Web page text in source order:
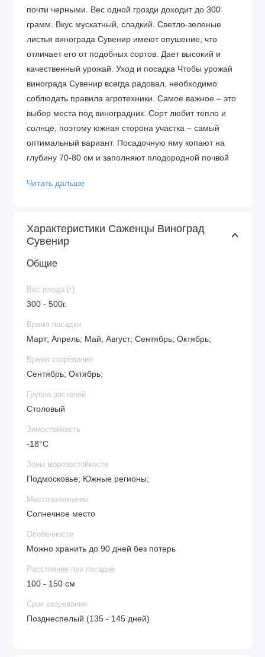
почти черными. Вес одной грозди доходит до 300
грамм. Вкус мускатный, сладкий. Светло-зеленые
листья винограда Сувенир имеют опушение, что
отличает его от подобных сортов. Дает высокий и
качественный урожай. Уход и посадка Чтобы урожай
винограда Сувенир всегда радовал, необходимо
соблюдать правила агротехники. Самое важное – это
выбор места под виноградник. Сорт любит тепло и
солнце, поэтому южная сторона участка – самый
оптимальный вариант. Посадочную яму копают на
глубину 70-80 см и заполняют плодородной почвой
саженцами – 1 метр. Опора устанавливается сразу.
высокие вкусовые качества
презентабельный внешний вид
хорошая транспортабельность
Читать дальше
Характеристики Саженцы Виноград
Сувенир
Общие
Вес плода (г)
300 - 500г.
Время посадки
Март; Апрель; Май; Август; Сентябрь; Октябрь;
Время созревания
Сентябрь; Октябрь;
Группа растений
Столовый
Зимостойкость
-18°C
Зоны морозостойкости
Подмосковье; Южные регионы;
Местоположение
Солнечное место
Особенности
Можно хранить до 90 дней без потерь
Расстояние при посадке
100 - 150 см
Срок созревания
Позднеспелый (135 - 145 дней)